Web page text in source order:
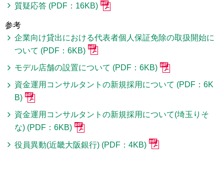
質疑応答 (PDF：16KB)
参考
企業向け貸出における代表者個人保証免除の取扱開始に
ついて (PDF：6KB)
モデル店舗の設置について (PDF：6KB)
資金運用コンサルタントの新規採用について (PDF：6K
B)
資金運用コンサルタントの新規採用について(埼玉りそ
な) (PDF：6KB)
役員異動(近畿大阪銀行) (PDF：4KB)